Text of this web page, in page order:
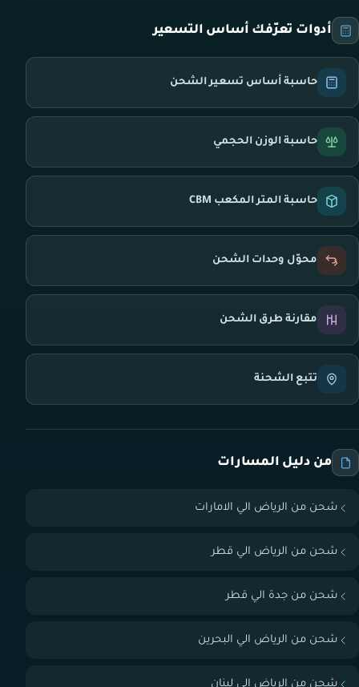
أدوات تعرّفك أساس التسعير
حاسبة أساس تسعير الشحن
حاسبة الوزن الحجمي
حاسبة المتر المكعب CBM
محوّل وحدات الشحن
مقارنة طرق الشحن
تتبع الشحنة
من دليل المسارات
شحن من الرياض الي الامارات
شحن من الرياض الي قطر
شحن من جدة الي قطر
شحن من الرياض الي البحرين
شحن من الرياض الي لبنان